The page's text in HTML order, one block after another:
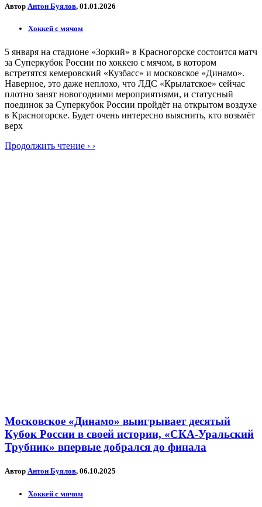
Автор Антон Буялов, 01.01.2026
Хоккей с мячом
5 января на стадионе «Зоркий» в Красногорске состоится матч
за Суперкубок России по хоккею с мячом, в котором
встретятся кемеровский «Кузбасс» и московское «Динамо».
Наверное, это даже неплохо, что ЛДС «Крылатское» сейчас
плотно занят новогодними мероприятиями, и статусный
поединок за Суперкубок России пройдёт на открытом воздухе
в Красногорске. Будет очень интересно выяснить, кто возьмёт
верх
Продолжить чтение › ›
Московское «Динамо» выигрывает десятый
Кубок России в своей истории, «СКА-Уральский
Трубник» впервые добрался до финала
Автор Антон Буялов, 06.10.2025
Хоккей с мячом